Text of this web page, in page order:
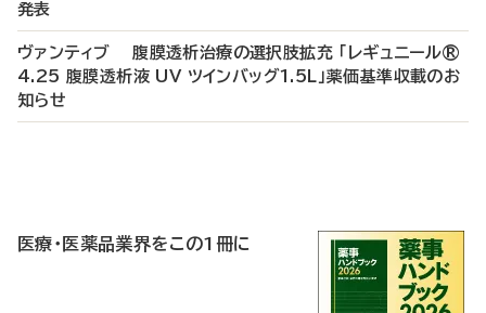
発表
ヴァンティブ 腹膜透析治療の選択肢拡充 「レギュニール®
4.25 腹膜透析液 UV ツインバッグ1.5L」薬価基準収載のお
知らせ
医療・医薬品業界をこの1冊に